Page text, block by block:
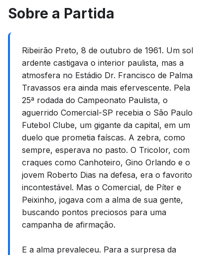
Sobre a Partida
Ribeirão Preto, 8 de outubro de 1961. Um sol
ardente castigava o interior paulista, mas a
atmosfera no Estádio Dr. Francisco de Palma
Travassos era ainda mais efervescente. Pela
25ª rodada do Campeonato Paulista, o
aguerrido Comercial-SP recebia o São Paulo
Futebol Clube, um gigante da capital, em um
duelo que prometia faíscas. A zebra, como
sempre, esperava no pasto. O Tricolor, com
craques como Canhoteiro, Gino Orlando e o
jovem Roberto Dias na defesa, era o favorito
incontestável. Mas o Comercial, de Píter e
Peixinho, jogava com a alma de sua gente,
buscando pontos preciosos para uma
campanha de afirmação.
E a alma prevaleceu. Para a surpresa da